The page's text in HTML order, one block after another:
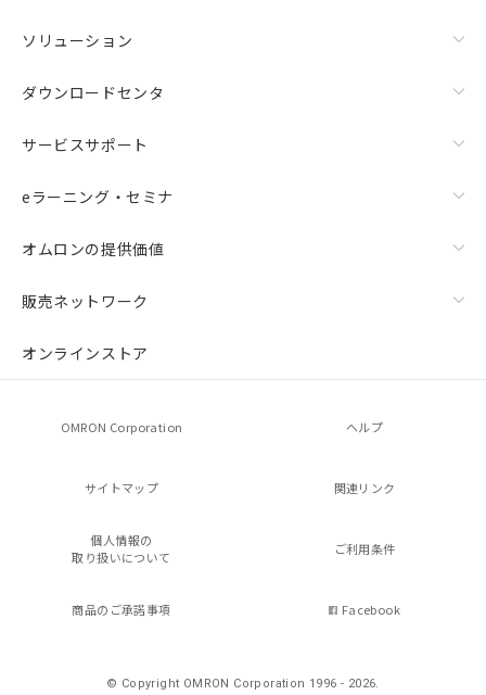
ソリューション
ダウンロードセンタ
サービスサポート
eラーニング・セミナ
オムロンの提供価値
販売ネットワーク
オンラインストア
OMRON Corporation ヘルプ
サイトマップ 関連リンク
個人情報の
取り扱いについて
ご利用条件
商品のご承諾事項 Facebook
© Copyright OMRON Corporation 1996 - 2026.